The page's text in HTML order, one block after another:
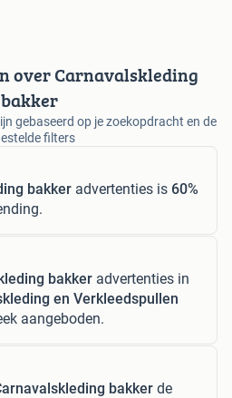
over Carnavalskleding
bakker
gebaseerd op je zoekopdracht en de
filters
bakker advertenties is 60%
bakker advertenties in
en Verkleedspullen
aangeboden.
bakker de